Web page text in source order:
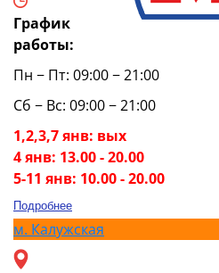
График
работы:
Пн − Пт: 09:00 − 21:00
Сб − Вс: 09:00 − 21:00
1,2,3,7 янв: вых
4 янв: 13.00 - 20.00
5-11 янв: 10.00 - 20.00
Подробнее
м. Калужская